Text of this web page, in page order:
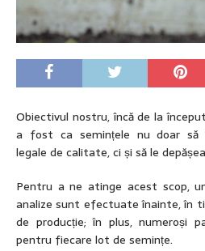
Obiectivul nostru, încă de la
a fost ca semințele nu doar să
legale de calitate, ci și să le
Pentru a ne atinge acest scop,
analize sunt efectuate înainte, în
de producție; în plus, numeroși
pentru fiecare lot de semințe.